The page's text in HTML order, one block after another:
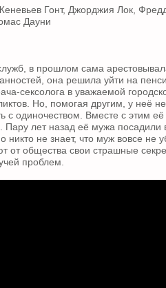
Гонт, Джорджия Лок,
Дауни
в прошлом сама
она решила уйти на
сексолога в уважаемой
Но, помогая другим, у неё
с одиночеством. Вместе с этим
лет назад её мужа посадили
никто не знает, что муж вовсе не
от общества свои страшные
проблем.